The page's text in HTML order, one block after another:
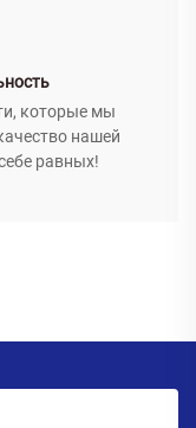
которые мы
нашей
равных!